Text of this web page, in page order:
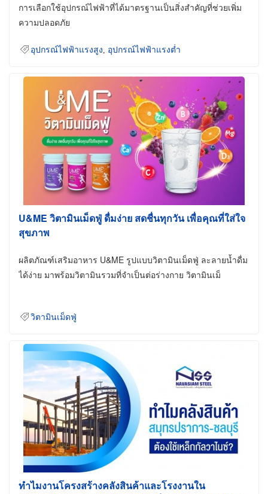
การเลือกใช้อุปกรณ์ไฟฟ้าที่ได้มาตรฐานเป็นสิ่งสำคัญที่ช่วยเพิ่ม
ความปลอดภัย
อุปกรณ์ไฟฟ้าแรงสูง อุปกรณ์ไฟฟ้าแรงต่ำ
U&ME วิตามินเม็ดฟู่ ดื่มง่าย สดชื่นทุกวัน เพื่อคุณที่ใส่ใจ
สุขภาพ
ผลิตภัณฑ์เสริมอาหาร U&ME รูปแบบวิตามินเม็ดฟู่ ละลายน้ำดื่ม
ได้ง่าย มาพร้อมวิตามินรวมที่จำเป็นต่อร่างกาย วิตามินเม็
วิตามินเม็ดฟู่
ทำไมงานโครงสร้างคลังสินค้าและโรงงานใน